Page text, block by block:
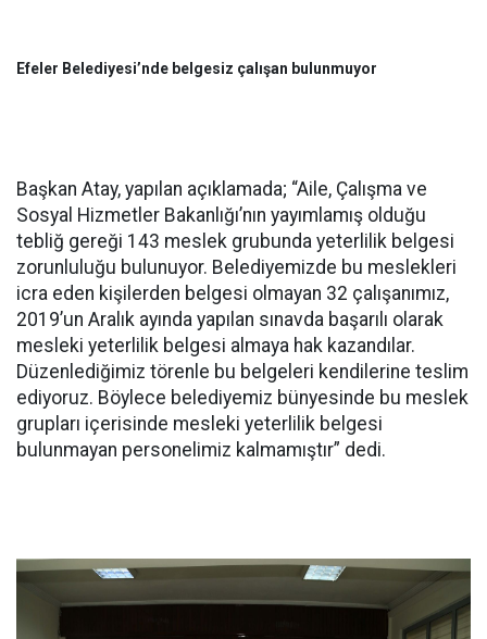
Efeler Belediyesi’nde belgesiz çalışan bulunmuyor
Başkan Atay, yapılan açıklamada; “Aile, Çalışma ve
Sosyal Hizmetler Bakanlığı’nın yayımlamış olduğu
tebliğ gereği 143 meslek grubunda yeterlilik belgesi
zorunluluğu bulunuyor. Belediyemizde bu meslekleri
icra eden kişilerden belgesi olmayan 32 çalışanımız,
2019’un Aralık ayında yapılan sınavda başarılı olarak
mesleki yeterlilik belgesi almaya hak kazandılar.
Düzenlediğimiz törenle bu belgeleri kendilerine teslim
ediyoruz. Böylece belediyemiz bünyesinde bu meslek
grupları içerisinde mesleki yeterlilik belgesi
bulunmayan personelimiz kalmamıştır” dedi.